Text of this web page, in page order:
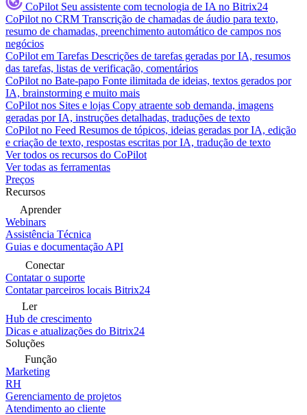
CoPilot Seu assistente com tecnologia de IA no Bitrix24
CoPilot no CRM Transcrição de chamadas de áudio para texto,
resumo de chamadas, preenchimento automático de campos nos
negócios
CoPilot em Tarefas Descrições de tarefas geradas por IA, resumos
das tarefas, listas de verificação, comentários
CoPilot no Bate-papo Fonte ilimitada de ideias, textos gerados por
IA, brainstorming e muito mais
CoPilot nos Sites e lojas Copy atraente sob demanda, imagens
geradas por IA, instruções detalhadas, traduções de texto
CoPilot no Feed Resumos de tópicos, ideias geradas por IA, edição
e criação de texto, respostas escritas por IA, tradução de texto
Ver todos os recursos do CoPilot
Ver todas as ferramentas
Preços
Recursos
Aprender
Webinars
Assistência Técnica
Guias e documentação API
Conectar
Contatar o suporte
Contatar parceiros locais Bitrix24
Ler
Hub de crescimento
Dicas e atualizações do Bitrix24
Soluções
Função
Marketing
RH
Gerenciamento de projetos
Atendimento ao cliente